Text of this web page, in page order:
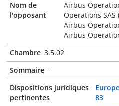
Nom de
l'opposant
Airbus
Operations SAS
Airbus
Airbus
Chambre 3.5.02
Sommaire -
Dispositions juridiques
pertinentes
83